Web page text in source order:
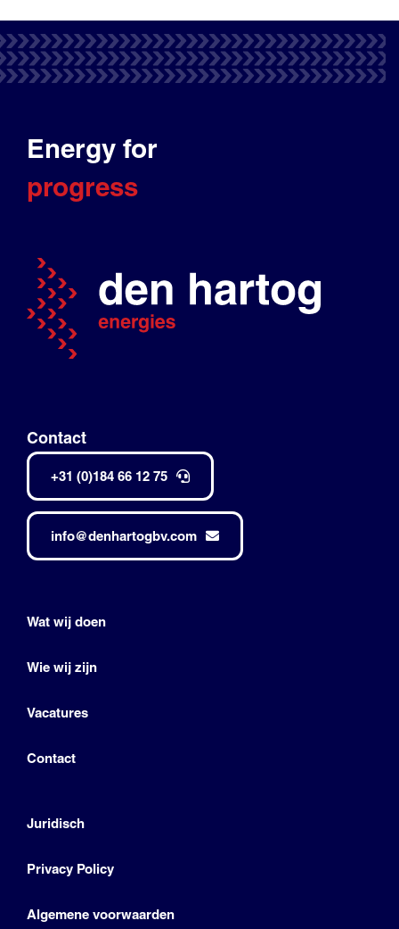
Energy for
progress
Contact
+31 (0)184 66 12 75
info@denhartogbv.com
Wat wij doen
Wie wij zijn
Vacatures
Contact
Juridisch
Privacy Policy
Algemene voorwaarden